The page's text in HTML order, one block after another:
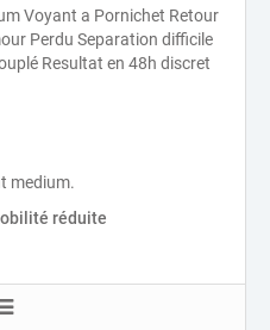
Voyant a Pornichet Retour
Perdu Separation difficile
Resultat en 48h discret
medium.
réduite